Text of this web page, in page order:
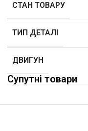
СТАН ТОВАРУ
ТИП ДЕТАЛІ
ДВИГУН
Супутні товари